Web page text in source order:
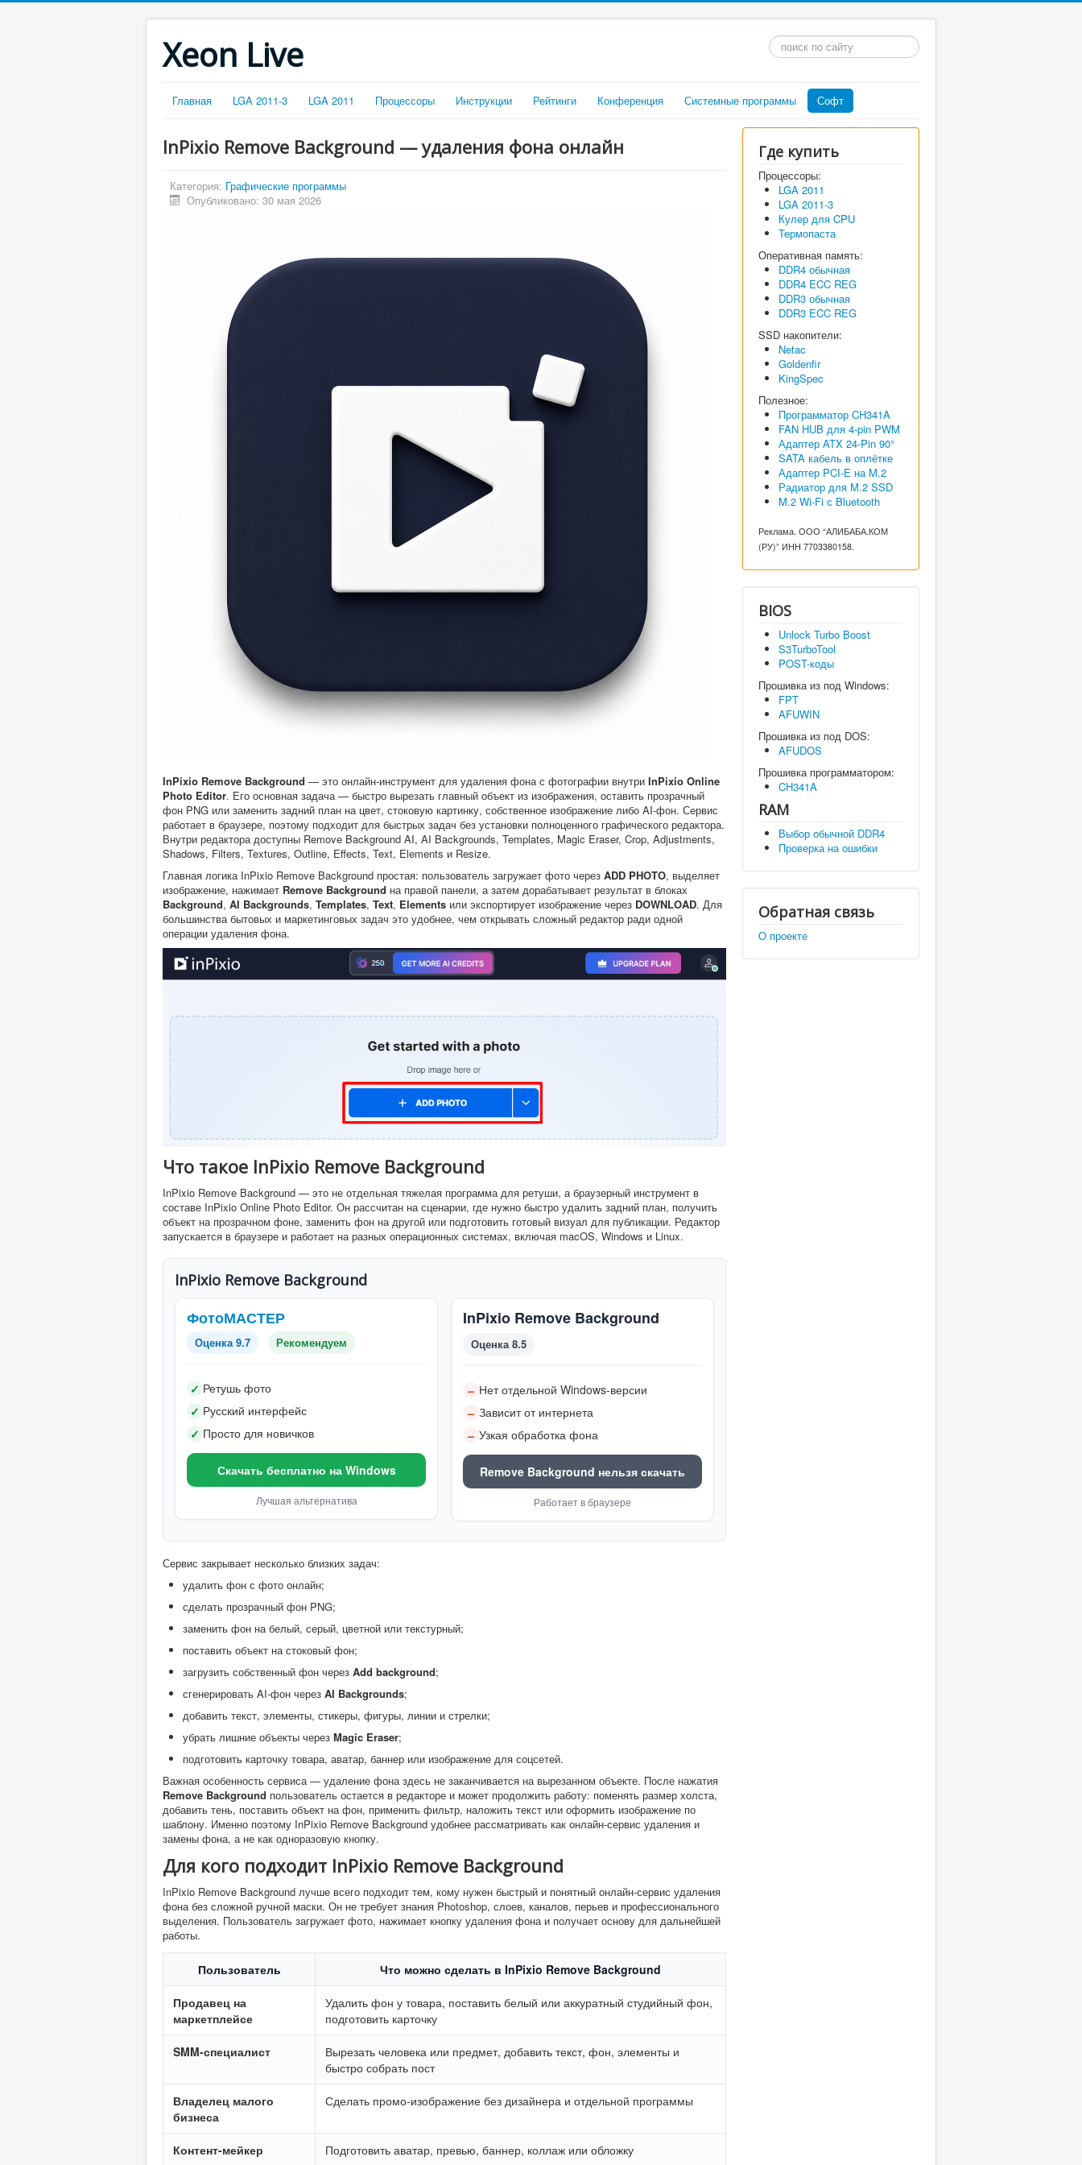
Xeon Live Искать...
Главная LGA 2011-3 LGA 2011 Процессоры Инструкции Рейтинги Конференция Системные программы Софт
InPixio Remove Background — удаления фона онлайн
Категория: Графические программы
Опубликовано: 30 мая 2026
InPixio Remove Background — это онлайн-инструмент для удаления фона с фотографии внутри InPixio Online
Photo Editor. Его основная задача — быстро вырезать главный объект из изображения, оставить прозрачный
фон PNG или заменить задний план на цвет, стоковую картинку, собственное изображение либо AI-фон. Сервис
работает в браузере, поэтому подходит для быстрых задач без установки полноценного графического редактора.
Внутри редактора доступны Remove Background AI, AI Backgrounds, Templates, Magic Eraser, Crop, Adjustments,
Shadows, Filters, Textures, Outline, Effects, Text, Elements и Resize.
Главная логика InPixio Remove Background простая: пользователь загружает фото через ADD PHOTO, выделяет
изображение, нажимает Remove Background на правой панели, а затем дорабатывает результат в блоках
Background, AI Backgrounds, Templates, Text, Elements или экспортирует изображение через DOWNLOAD. Для
большинства бытовых и маркетинговых задач это удобнее, чем открывать сложный редактор ради одной
операции удаления фона.
Что такое InPixio Remove Background
InPixio Remove Background — это не отдельная тяжелая программа для ретуши, а браузерный инструмент в
составе InPixio Online Photo Editor. Он рассчитан на сценарии, где нужно быстро удалить задний план, получить
объект на прозрачном фоне, заменить фон на другой или подготовить готовый визуал для публикации. Редактор
запускается в браузере и работает на разных операционных системах, включая macOS, Windows и Linux.
InPixio Remove Background
ФотоМАСТЕР
Оценка 9.7 Рекомендуем
✓ Ретушь фото
✓ Русский интерфейс
✓ Просто для новичков
Скачать бесплатно на Windows
Лучшая альтернатива
InPixio Remove Background
Оценка 8.5
– Нет отдельной Windows-версии
– Зависит от интернета
– Узкая обработка фона
Remove Background нельзя скачать
Работает в браузере
Сервис закрывает несколько близких задач:
удалить фон с фото онлайн;
сделать прозрачный фон PNG;
заменить фон на белый, серый, цветной или текстурный;
поставить объект на стоковый фон;
загрузить собственный фон через Add background;
сгенерировать AI-фон через AI Backgrounds;
добавить текст, элементы, стикеры, фигуры, линии и стрелки;
убрать лишние объекты через Magic Eraser;
подготовить карточку товара, аватар, баннер или изображение для соцсетей.
Важная особенность сервиса — удаление фона здесь не заканчивается на вырезанном объекте. После нажатия
Remove Background пользователь остается в редакторе и может продолжить работу: поменять размер холста,
добавить тень, поставить объект на фон, применить фильтр, наложить текст или оформить изображение по
шаблону. Именно поэтому InPixio Remove Background удобнее рассматривать как онлайн-сервис удаления и
замены фона, а не как одноразовую кнопку.
Для кого подходит InPixio Remove Background
InPixio Remove Background лучше всего подходит тем, кому нужен быстрый и понятный онлайн-сервис удаления
фона без сложной ручной маски. Он не требует знания Photoshop, слоев, каналов, перьев и профессионального
выделения. Пользователь загружает фото, нажимает кнопку удаления фона и получает основу для дальнейшей
работы.
Пользователь Что можно сделать в InPixio Remove Background
Продавец на
маркетплейсе
Удалить фон у товара, поставить белый или аккуратный студийный фон,
подготовить карточку
SMM-специалист
Вырезать человека или предмет, добавить текст, фон, элементы и
быстро собрать пост
Владелец малого
бизнеса
Сделать промо-изображение без дизайнера и отдельной программы
Контент-мейкер Подготовить аватар, превью, баннер, коллаж или обложку
Где купить
Процессоры:
LGA 2011
LGA 2011-3
Кулер для CPU
Термопаста
Оперативная память:
DDR4 обычная
DDR4 ECC REG
DDR3 обычная
DDR3 ECC REG
SSD накопители:
Netac
Goldenfir
KingSpec
Полезное:
Программатор CH341A
FAN HUB для 4-pin PWM
Адаптер ATX 24-Pin 90°
SATA кабель в оплётке
Адаптер PCI-E на M.2
Радиатор для M.2 SSD
M.2 Wi-Fi с Bluetooth
Реклама. ООО “АЛИБАБА.КОМ
(РУ)” ИНН 7703380158.
BIOS
Unlock Turbo Boost
S3TurboTool
POST-коды
Прошивка из под Windows:
FPT
AFUWIN
Прошивка из под DOS:
AFUDOS
Прошивка программатором:
CH341A
RAM
Выбор обычной DDR4
Проверка на ошибки
Обратная связь
О проекте